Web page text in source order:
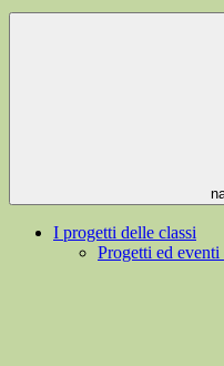
I progetti delle classi
Progetti ed